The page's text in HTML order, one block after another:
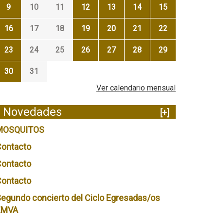
9 10 11 12 13 14 15
16 17 18 19 20 21 22
23 24 25 26 27 28 29
30
31
Ver calendario mensual
Novedades
[+]
concierto del Ciclo Egresadas/os